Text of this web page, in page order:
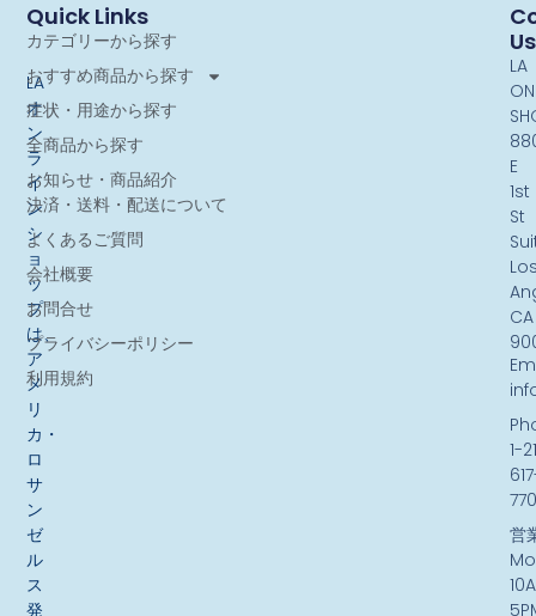
LA
オ
ン
ラ
イ
ン
シ
ョ
ッ
プ
は、
ア
メ
リ
カ・
ロ
サ
ン
ゼ
ル
ス
発
Quick Links
カテゴリーから探す
おすすめ商品から探す
症状・用途から探す
全商品から探す
お知らせ・商品紹介
決済・送料・配送について
よくあるご質問
会社概要
お問合せ
プライバシーポリシー
利用規約
Us
LA
E
1st
St
CA
1-
営